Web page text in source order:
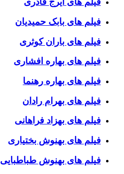
فیلم های بابک حمیدیان
فیلم های باران کوثری
فیلم های بهاره افشاری
فیلم های بهاره رهنما
فیلم های بهرام رادان
فیلم های بهزاد فراهانی
فیلم های بهنوش بختیاری
فیلم های بهنوش طباطبایی